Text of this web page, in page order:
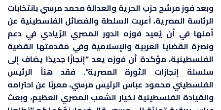
وبعد فوز مرشح حزب الحرية والعدالة محمد مرسي بانتخابات
الرئاسة المصرية، أعربت السلطة والفصائل الفلسطينية عن
أملها في أن يُعيد فوزه الدور المصري الرّيادي في دعم
ونصرة القضايا العربية والإسلامية وفي مقدمتها القضية
الفلسطينية، مؤكدة أن فوزه يعد “إنجازًا جديدًا يضاف إلى
سلسلة إنجازات الثورة المصرية”. فقد هنأ الرئيس
الفلسطيني محمود عباس الرئيس مرسي، معربًا عن احترامه
والقيادة الفلسطينية لخيار الشعب المصري العظيم، وبعث